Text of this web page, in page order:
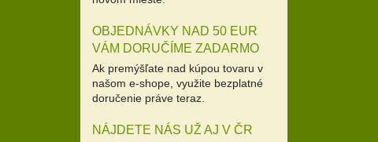
OBJEDNÁVKY NAD 50 EUR
VÁM DORUČÍME ZADARMO
Ak premýšľate nad kúpou tovaru v
našom e-shope, využite bezplatné
doručenie práve teraz.
NÁJDETE NÁS UŽ AJ V ČR